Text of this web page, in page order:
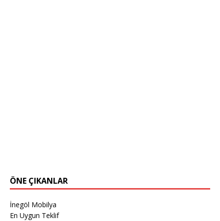
ÖNE ÇIKANLAR
İnegöl Mobilya
En Uygun Teklif